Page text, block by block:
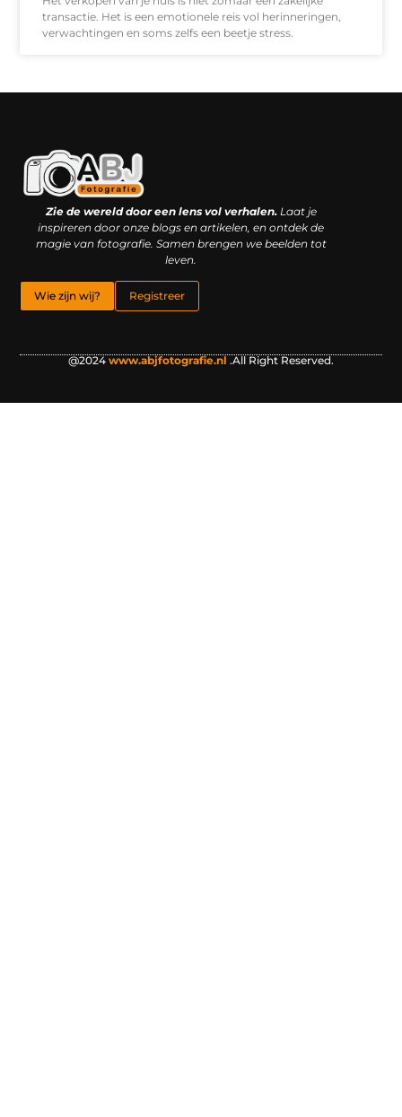
transactie. Het is een emotionele reis vol herinneringen,
verwachtingen en soms zelfs een beetje stress.
Zie de wereld door een lens vol verhalen.Laat je
inspireren door onze blogs en artikelen, en ontdek de
magie van fotografie. Samen brengen we beelden tot
leven.
Wie zijn wij? Registreer
@2024 www.abjfotografie.nl .All Right Reserved.